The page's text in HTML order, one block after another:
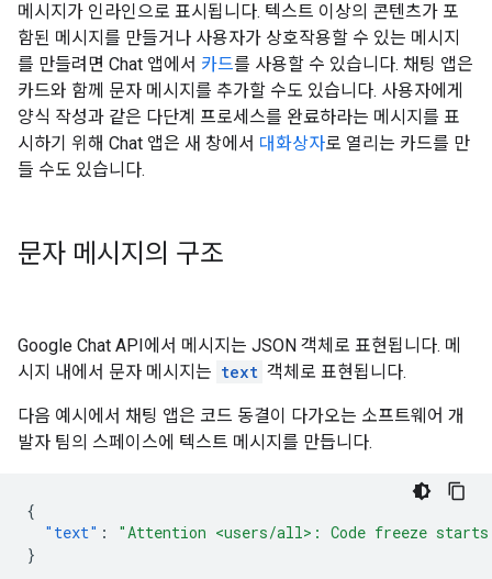
메시지가 인라인으로 표시됩니다. 텍스트 이상의 콘텐츠가 포
함된 메시지를 만들거나 사용자가 상호작용할 수 있는 메시지
를 만들려면 Chat 앱에서 카드를 사용할 수 있습니다. 채팅 앱은
카드와 함께 문자 메시지를 추가할 수도 있습니다. 사용자에게
양식 작성과 같은 다단계 프로세스를 완료하라는 메시지를 표
시하기 위해 Chat 앱은 새 창에서 대화상자로 열리는 카드를 만
들 수도 있습니다.
문자 메시지의 구조
Google Chat API에서 메시지는 JSON 객체로 표현됩니다. 메
시지 내에서 문자 메시지는 text 객체로 표현됩니다.
다음 예시에서 채팅 앱은 코드 동결이 다가오는 소프트웨어 개
발자 팀의 스페이스에 텍스트 메시지를 만듭니다.
{
"text" :
"Attention <users/all>: Code freeze
}